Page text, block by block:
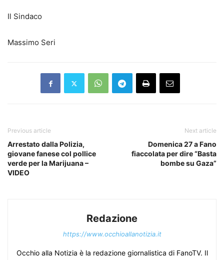
Il Sindaco
Massimo Seri
Previous article
Arrestato dalla Polizia,
giovane fanese col pollice
verde per la Marijuana –
VIDEO
Next article
Domenica 27 a Fano
fiaccolata per dire “Basta
bombe su Gaza”
Redazione
https://www.occhioallanotizia.it
Occhio alla Notizia è la redazione giornalistica di FanoTV. Il